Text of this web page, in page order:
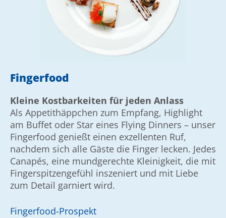
Fingerfood
Kleine Kostbarkeiten für jeden Anlass
Als Appetit­häppchen zum Empfang, Highlight
am Buffet oder Star eines Flying Dinners – unser
Finger­food genießt einen ex­zellenten Ruf,
nachdem sich alle Gäste die Finger lecken. Jedes
Canapés, eine mund­gerechte Klei­nig­keit, die mit
Finger­spitzen­gefühl inszeniert und mit Liebe
zum Detail garniert wird.
Fingerfood-Prospekt